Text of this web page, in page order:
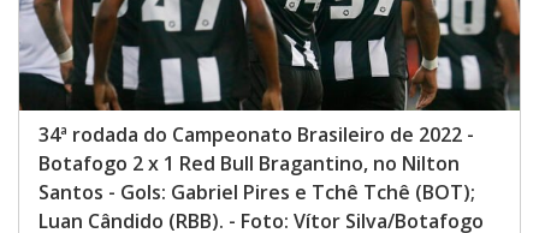
34ª rodada do Campeonato Brasileiro de 2022 -
Botafogo 2 x 1 Red Bull Bragantino, no Nilton
Santos - Gols: Gabriel Pires e Tchê Tchê (BOT);
Luan Cândido (RBB). - Foto: Vítor Silva/Botafogo